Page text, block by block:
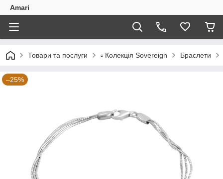
Amari
Товари та послуги ▫️ Колекція Sovereign Браслети
–25%